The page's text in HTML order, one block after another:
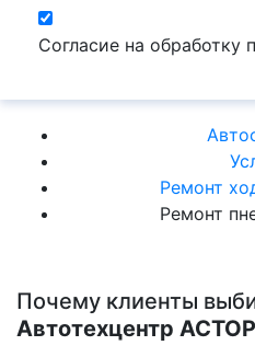
Согласие на обработку
Ремонт
Ремонт
Почему клиенты
Автотехцентр